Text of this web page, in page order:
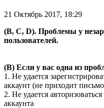
21 Октябрь 2017, 18:29
(B, C, D). Проблемы у
пользователей.
(B) Если у вас одна из
1. Не удается
аккаунт (не приходит
2. Не удается
аккаунта